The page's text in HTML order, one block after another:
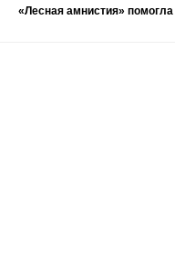
«Лесная амнистия»